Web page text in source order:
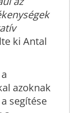
ki Antal
azoknak
segítése